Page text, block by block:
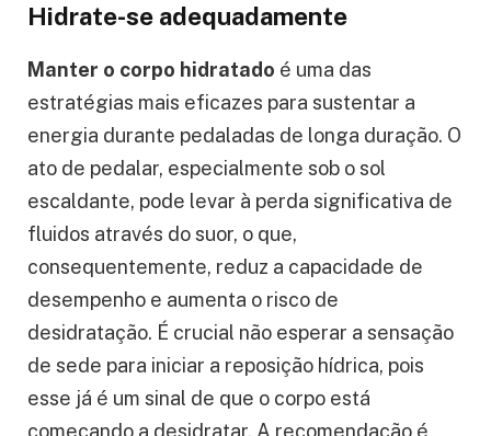
Hidrate-se adequadamente
Manter o corpo hidratado é uma das
estratégias mais eficazes para sustentar a
energia durante pedaladas de longa duração. O
ato de pedalar, especialmente sob o sol
escaldante, pode levar à perda significativa de
fluidos através do suor, o que,
consequentemente, reduz a capacidade de
desempenho e aumenta o risco de
desidratação. É crucial não esperar a sensação
de sede para iniciar a reposição hídrica, pois
esse já é um sinal de que o corpo está
começando a desidratar. A recomendação é